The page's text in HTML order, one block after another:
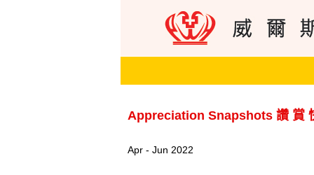
Appreciation Snapshots 讚 賞
Apr - Jun 2022